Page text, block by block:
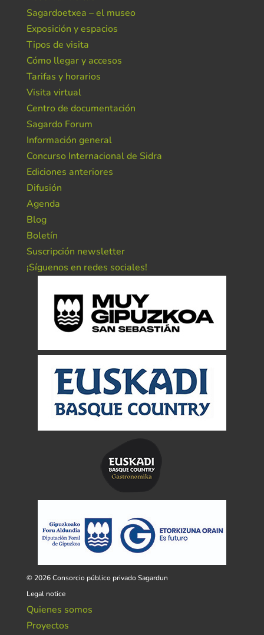
Sagardoetxea – el museo
Exposición y espacios
Tipos de visita
Cómo llegar y accesos
Tarifas y horarios
Visita virtual
Centro de documentación
Sagardo Forum
Información general
Concurso Internacional de Sidra
Ediciones anteriores
Difusión
Agenda
Blog
Boletín
Suscripción newsletter
¡Síguenos en redes sociales!
© 2026 Consorcio público privado Sagardun
Legal notice
Quienes somos
Proyectos